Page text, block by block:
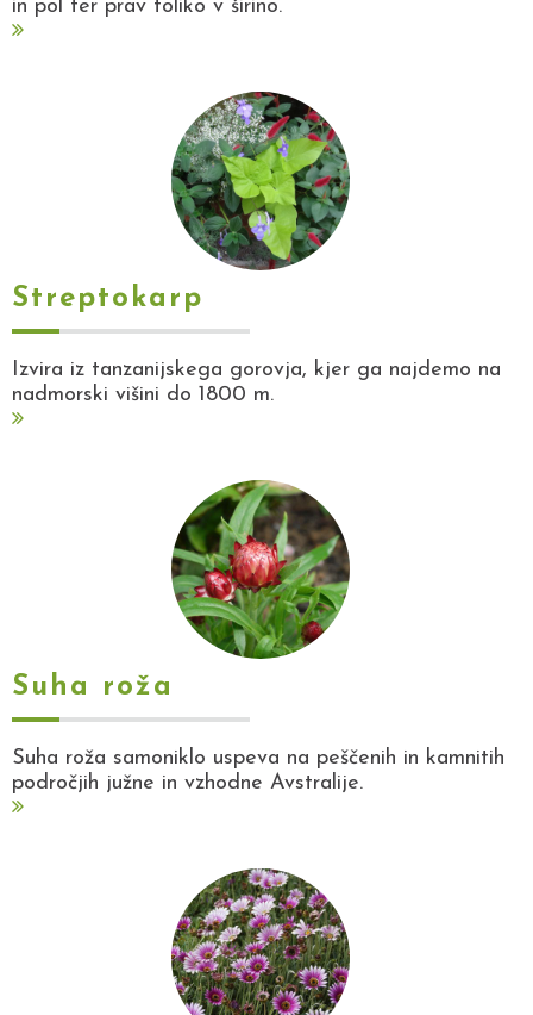
in pol ter prav toliko v širino.
Streptokarp
Izvira iz tanzanijskega gorovja, kjer ga najdemo na
nadmorski višini do 1800 m.
Suha roža
Suha roža samoniklo uspeva na peščenih in kamnitih
področjih južne in vzhodne Avstralije.